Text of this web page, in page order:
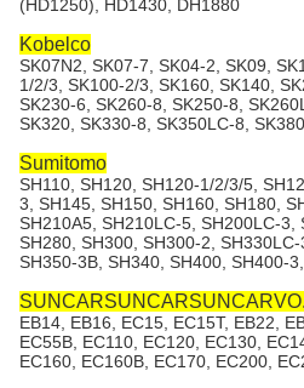
(HD1250), HD1430, DH1880
Kobelco
SK07N2, SK07-7, SK04-2, SK09,
1/2/3, SK100-2/3, SK160, SK140,
SK230-6, SK260-8, SK250-8,
SK320, SK330-8, SK350LC-8,
Sumitomo
SH110, SH120, SH120-1/2/3/5,
3, SH145, SH150, SH160, SH180,
SH210A5, SH210LC-5, SH200LC-3,
SH280, SH300, SH300-2,
SH350-3B, SH340, SH400, SH400-
EB14, EB16, EC15, EC15T, EB22,
EC55B, EC110, EC120, EC130,
EC160, EC160B, EC170, EC200,